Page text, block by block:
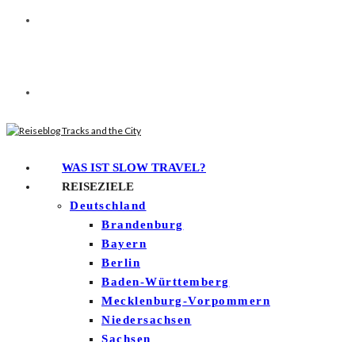
WAS IST SLOW TRAVEL?
REISEZIELE
Deutschland
Brandenburg
Bayern
Berlin
Baden-Württemberg
Mecklenburg-Vorpommern
Niedersachsen
Sachsen